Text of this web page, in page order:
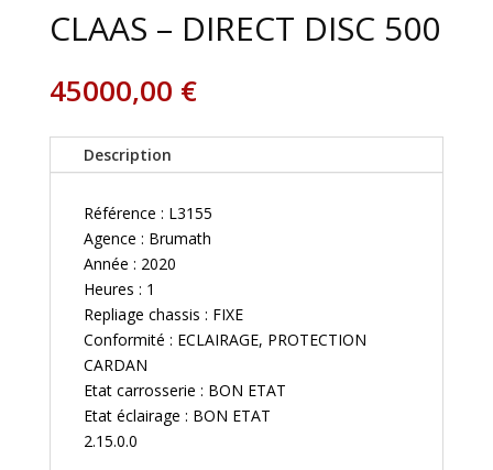
CLAAS – DIRECT DISC 500
45000,00 €
Description
Référence : L3155
Agence : Brumath
Année : 2020
Heures : 1
Repliage chassis : FIXE
Conformité : ECLAIRAGE, PROTECTION
CARDAN
Etat carrosserie : BON ETAT
Etat éclairage : BON ETAT
2.15.0.0